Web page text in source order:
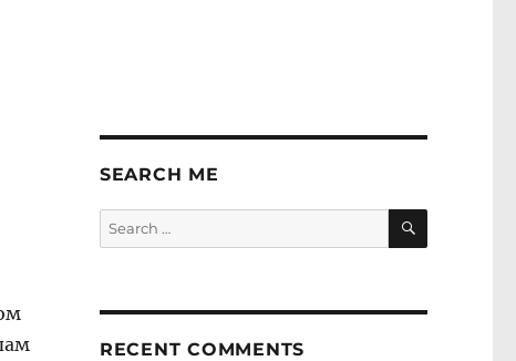
SEARCH ME
Search
for:
SEARCH
RECENT COMMENTS